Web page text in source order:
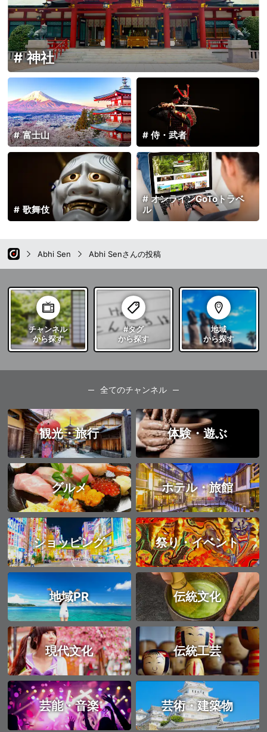
神社
侍・武者
富士山
オンラインGoToトラベ
ル
歌舞伎
Abhi Sen Abhi Senさんの投稿
チャンネル
から探す
#タグ
から探す
地域
から探す
全てのチャンネル
観光・旅行 体験・遊ぶ
グルメ ホテル・旅館
ショッピング 祭り・イベント
地域PR 伝統文化
現代文化 伝統工芸
芸能・音楽 芸術・建築物